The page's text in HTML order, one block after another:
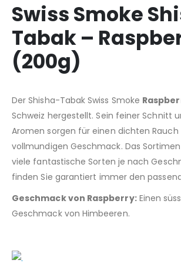
Swiss Smoke
Tabak –
(200g)
Der Shisha-Tabak Swiss Smoke
Schweiz hergestellt. Sein feiner Schnitt
Aromen sorgen für einen dichten Rauch
vollmundigen Geschmack. Das
viele fantastische Sorten je nach
finden Sie garantiert immer den
Geschmack von Raspberry:Einen
Geschmack von Himbeeren.